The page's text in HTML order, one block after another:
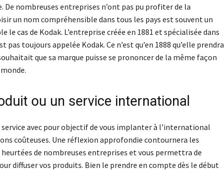
nombreuses entreprises n’ont pas pu profiter de la
un nom compréhensible dans tous les pays est souvent un
le cas de Kodak. L’entreprise créée en 1881 et spécialisée dans
pas toujours appelée Kodak. Ce n’est qu’en 1888 qu’elle prendra
que sa marque puisse se prononcer de la même façon
ou un service international
avec pour objectif de vous implanter à l’international
coûteuses. Une réflexion approfondie contournera les
de nombreuses entreprises et vous permettra de
diffuser vos produits. Bien le prendre en compte dès le début